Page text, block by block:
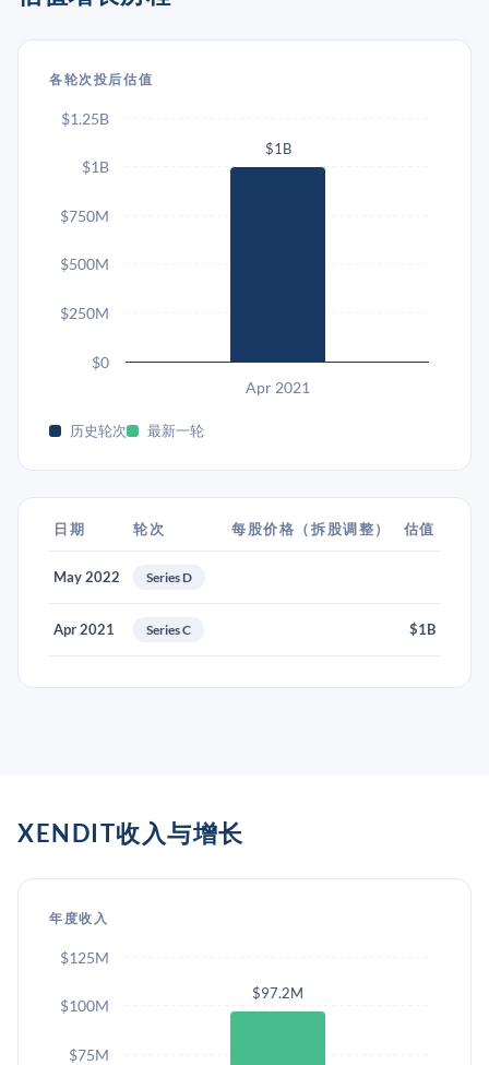
各轮次投后估值
$1B
Apr 2021
$0
$250M
$500M
$750M
$1B
$1.25B
历史轮次 最新一轮
日期 轮次 每股价格（拆股调整） 估值
May 2022 Series D
Apr 2021 Series C $1B
XENDIT收入与增长
年度收入
$97.2M
$75M
$100M
$125M